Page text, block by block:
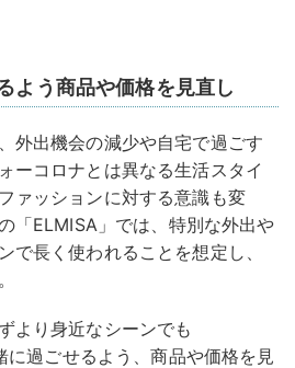
よう商品や価格を見直し
外出機会の減少や自宅で過ごす
ーコロナとは異なる生活スタイ
ァッションに対する意識も変
「ELMISA」では、特別な外出や
で長く使われることを想定し、
より身近なシーンでも
に過ごせるよう、商品や価格を見